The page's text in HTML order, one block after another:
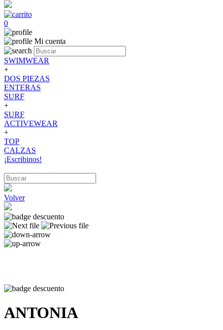
0
Mi cuenta
SWIMWEAR
+
DOS PIEZAS
ENTERAS
SURF
+
SURF
ACTIVEWEAR
+
TOP
CALZAS
¡Escribinos!
Volver
ANTONIA